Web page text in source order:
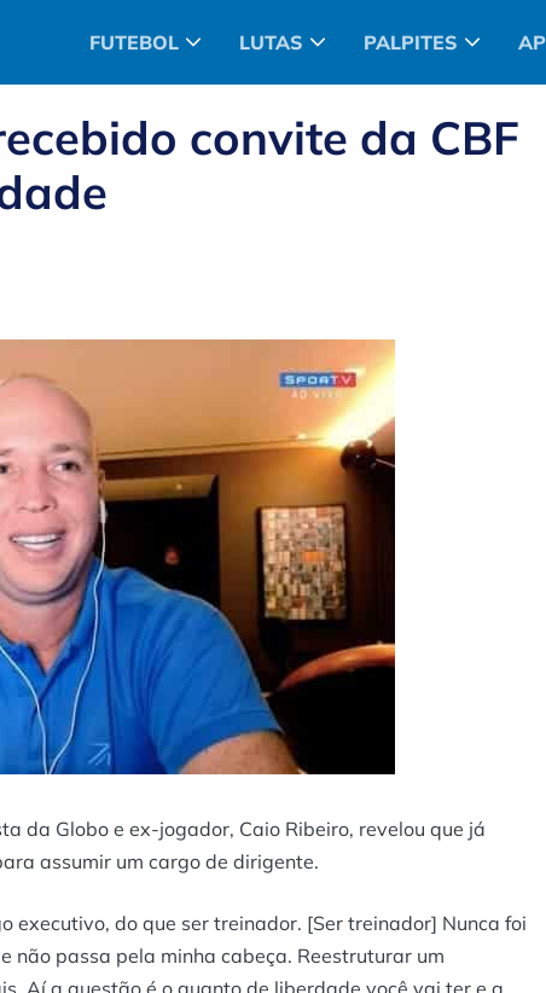
FUTEBOL LUTAS PALPITES
convite da CBF
da Globo e ex-jogador, Caio Ribeiro, revelou que já
assumir um cargo de dirigente.
executivo, do que ser treinador. [Ser treinador] Nunca foi
não passa pela minha cabeça. Reestruturar um
Aí a questão é o quanto de liberdade você vai ter e a